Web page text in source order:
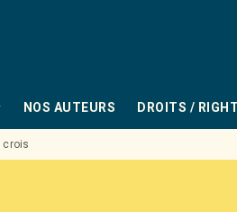
NOS AUTEURS DROITS /
crois